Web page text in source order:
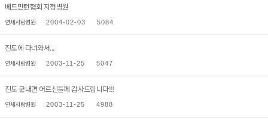
베드민턴협회 지정병원
연세사랑병원 2004-02-03 5084
진도에 다녀와서...
연세사랑병원 2003-11-25 5047
진도 군내면 어르신들께 감사드립니다!!!
연세사랑병원 2003-11-25 4988